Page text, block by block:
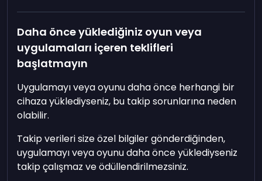
Daha önce yüklediğiniz oyun veya
uygulamaları içeren teklifleri
başlatmayın
Uygulamayı veya oyunu daha önce herhangi bir
cihaza yüklediyseniz, bu takip sorunlarına neden
olabilir.
Takip verileri size özel bilgiler gönderdiğinden,
uygulamayı veya oyunu daha önce yüklediyseniz
takip çalışmaz ve ödüllendirilmezsiniz.